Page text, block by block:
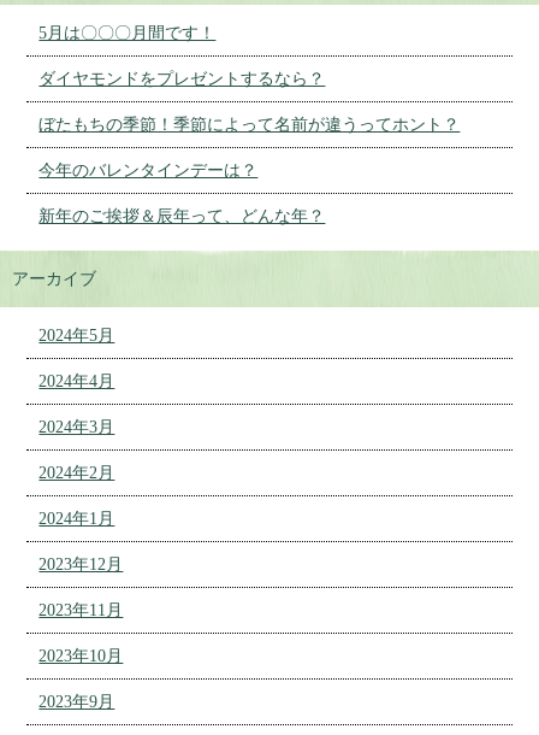
5月は〇〇〇月間です！
ダイヤモンドをプレゼントするなら？
ぼたもちの季節！季節によって名前が違うってホント？
今年のバレンタインデーは？
新年のご挨拶＆辰年って、どんな年？
アーカイブ
2024年5月
2024年4月
2024年3月
2024年2月
2024年1月
2023年12月
2023年11月
2023年10月
2023年9月